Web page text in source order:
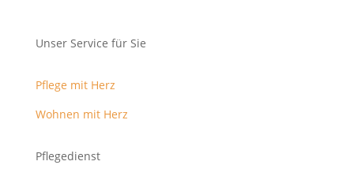
Unser Service für Sie
Pflege mit Herz
Wohnen mit Herz
Pflegedienst